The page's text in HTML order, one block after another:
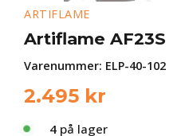
ARTIFLAME
Artiflame AF23S
Varenummer: ELP-40-102
2.495 kr
4 på lager